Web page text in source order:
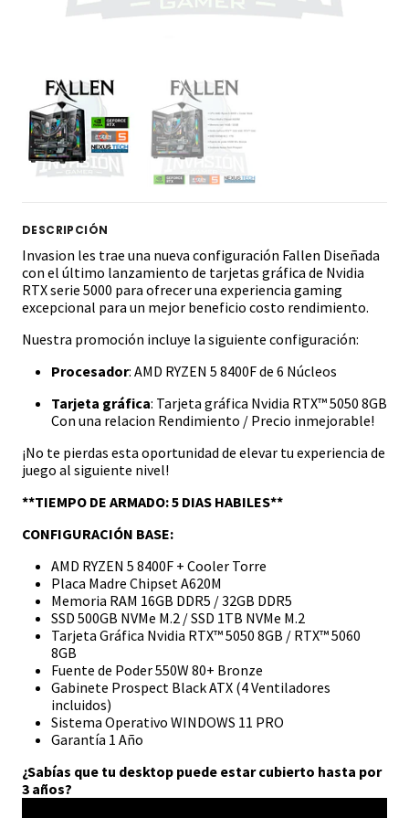
DESCRIPCIÓN
Invasion les trae una nueva configuración Fallen Diseñada
con el último lanzamiento de tarjetas gráfica de Nvidia
RTX serie 5000 para ofrecer una experiencia gaming
excepcional para un mejor beneficio costo rendimiento.
Nuestra promoción incluye la siguiente configuración:
Procesador: AMD RYZEN 5 8400F de 6 Núcleos
Tarjeta gráfica: Tarjeta gráfica Nvidia RTX™ 5050 8GB
Con una relacion Rendimiento / Precio inmejorable!
¡No te pierdas esta oportunidad de elevar tu experiencia de
juego al siguiente nivel!
**TIEMPO DE ARMADO: 5 DIAS HABILES**
CONFIGURACIÓN BASE:
AMD RYZEN 5 8400F + Cooler Torre
Placa Madre Chipset A620M
Memoria RAM 16GB DDR5 / 32GB DDR5
SSD 500GB NVMe M.2 / SSD 1TB NVMe M.2
Tarjeta Gráfica Nvidia RTX™ 5050 8GB / RTX™ 5060
8GB
Fuente de Poder 550W 80+ Bronze
Gabinete Prospect Black ATX (4 Ventiladores
incluidos)
Sistema Operativo WINDOWS 11 PRO
Garantía 1 Año
¿Sabías que tu desktop puede estar cubierto hasta por
3 años?